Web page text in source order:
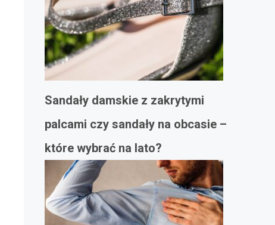
Sandały damskie z zakrytymi
palcami czy sandały na obcasie –
które wybrać na lato?